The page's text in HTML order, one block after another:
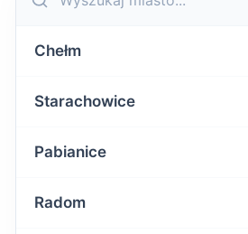
Chełm
Starachowice
Pabianice
Radom